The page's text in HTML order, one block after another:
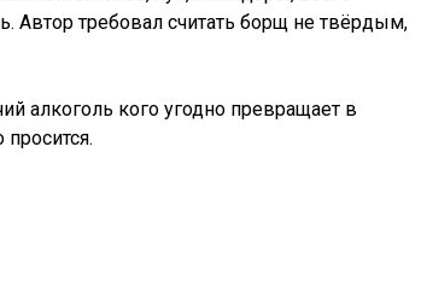
Автор требовал считать борщ не твёрдым,
алкоголь кого угодно превращает в